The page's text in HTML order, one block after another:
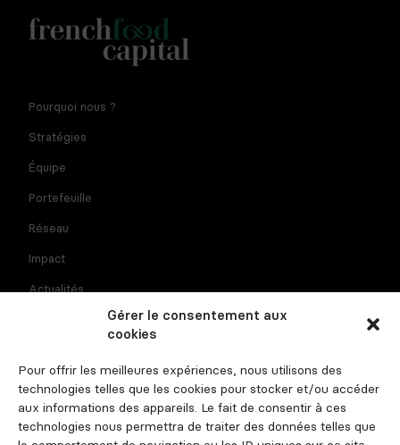
Gérer le consentement aux
cookies
Pour offrir les meilleures expériences, nous utilisons des
technologies telles que les cookies pour stocker et/ou accéder
aux informations des appareils. Le fait de consentir à ces
technologies nous permettra de traiter des données telles que
Notre newsletter est réservée aux dirigeants et
adresse e-mail vous consentez à recevoir la newsletter par
données à caractère personnel et sur vos droits, consultez
Pourquoi nous ?
Stratégies
Équipe
Portefeuille
Réseau
Impact
Actualités